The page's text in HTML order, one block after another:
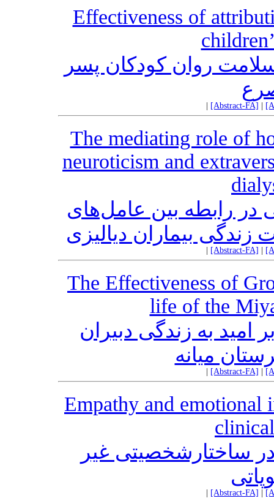
Effectiveness of
روان کودکان پسر
[Abstract-FA]
The mediating role of
neuroticism and
در رابطه بین عامل‌های
زندگی بیماران دیالیزی
[Abstract-FA]
The Effectiveness of
life of the
امید به زندگی دبیران
میانه
[Abstract-FA]
Empathy and emotional
ساختارشخصیتی غیر
[Abstract-FA]